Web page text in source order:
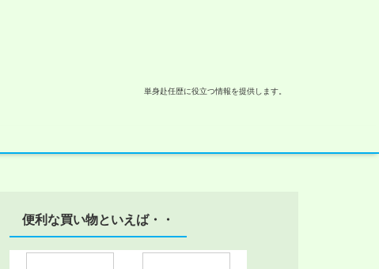
単身赴任歴に役立つ情報を提供します。
便利な買い物といえば・・